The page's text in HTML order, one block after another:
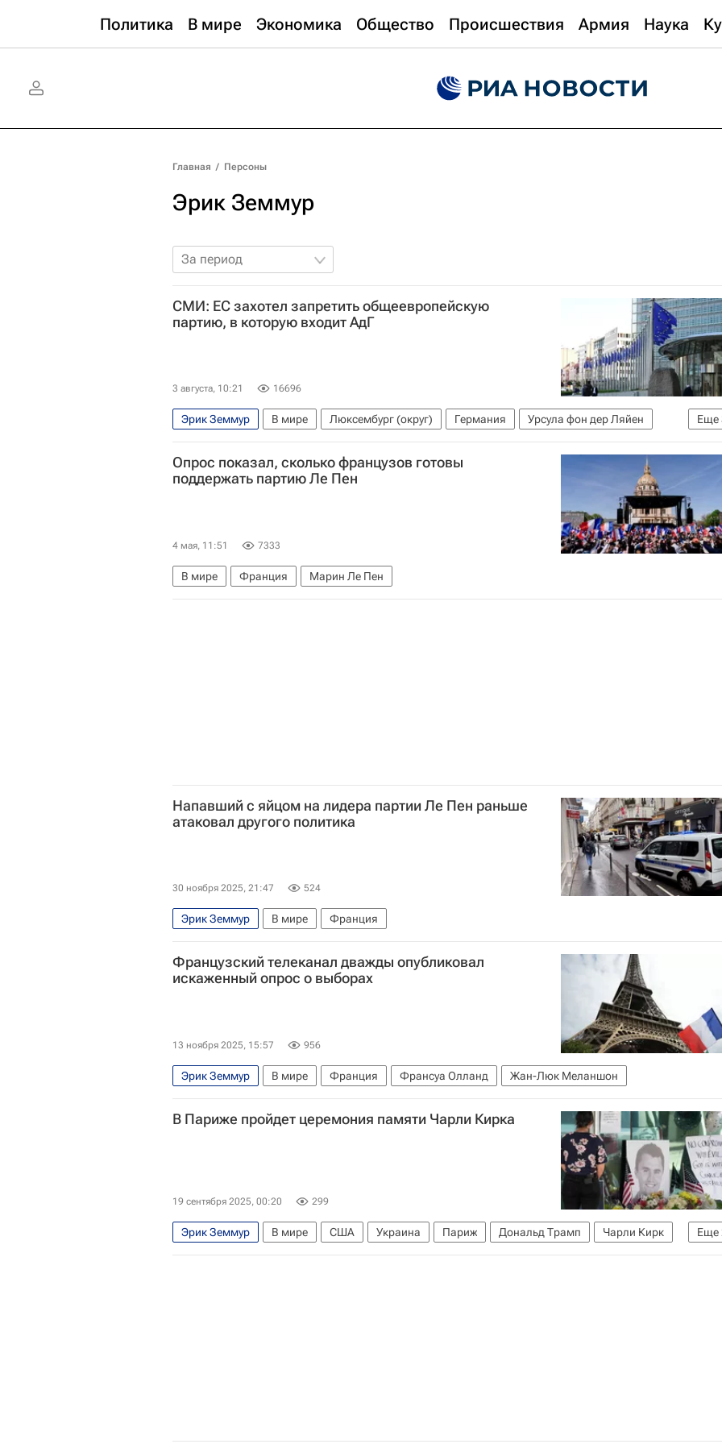
Политика В мире Экономика Общество Происшествия Армия Наука
Главная / Персоны
Эрик Земмур
За период
СМИ: ЕС захотел запретить общеевропейскую
партию, в которую входит АдГ
3 августа, 10:21 16696
Еще
Эрик Земмур В мире Люксембург (округ) Германия
Урсула фон дер Ляйен
Еврокомиссия
Евросоюз Альтернатива для Германии (партия)
Опрос показал, сколько французов готовы
поддержать партию Ле Пен
4 мая, 11:51 7333
В мире Франция Марин Ле Пен
Напавший с яйцом на лидера партии Ле Пен раньше
атаковал другого политика
30 ноября 2025, 21:47 524
Эрик Земмур В мире Франция
Французский телеканал дважды опубликовал
искаженный опрос о выборах
13 ноября 2025, 15:57 956
Эрик Земмур В мире Франция Франсуа Олланд Жан-Люк Меланшон
В Париже пройдет церемония памяти Чарли Кирка
19 сентября 2025, 00:20 299
Еще
Эрик Земмур В мире США Украина Париж Дональд Трамп
Чарли Кирк
Центральное разведывательное управление (ЦРУ)